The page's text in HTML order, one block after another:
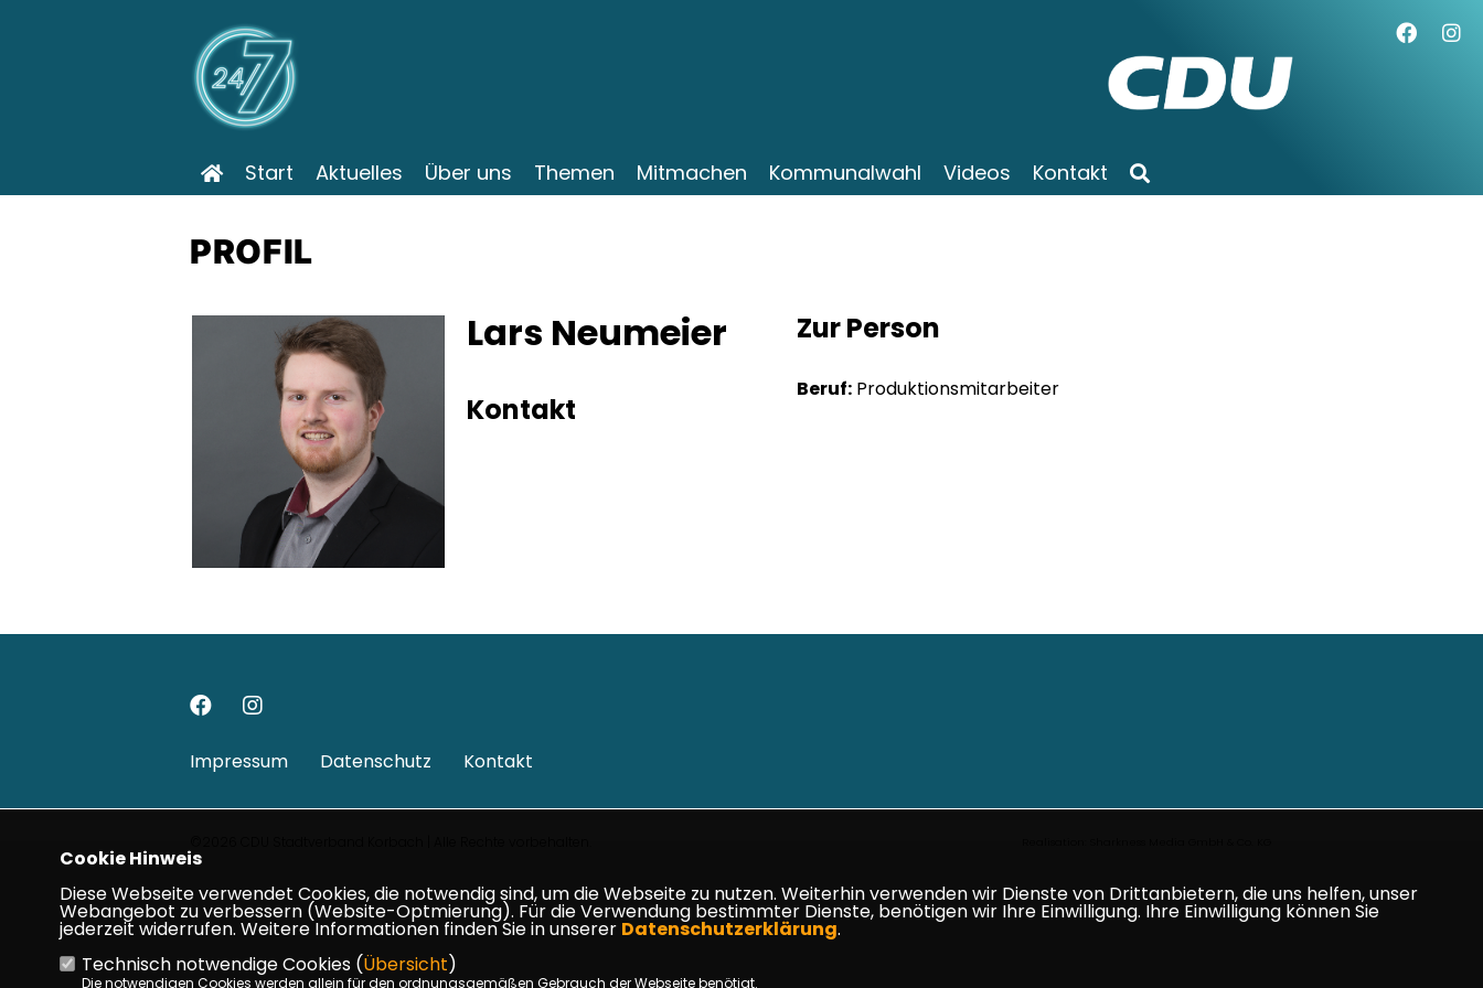
Start Aktuelles Über uns Themen Mitmachen Kommunalwahl Videos Kontakt
PROFIL
Lars Neumeier
Kontakt
Zur Person
Beruf:Produktionsmitarbeiter
Impressum Datenschutz Kontakt
Cookie Hinweis
Diese Webseite verwendet Cookies, die notwendig sind, um die Webseite zu nutzen. Weiterhin verwenden wir Dienste von Drittanbietern, die uns helfen, unser
Webangebot zu verbessern (Website-Optmierung). Für die Verwendung bestimmter Dienste, benötigen wir Ihre Einwilligung. Ihre Einwilligung können Sie
jederzeit widerrufen. Weitere Informationen finden Sie in unserer Datenschutzerklärung.
Technisch notwendige Cookies (Übersicht)
Die notwendigen Cookies werden allein für den ordnungsgemäßen Gebrauch der Webseite benötigt.